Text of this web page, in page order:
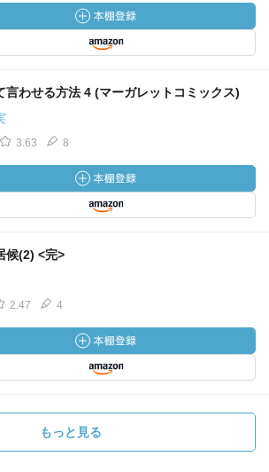
言わせる方法 4 (マーガレットコミックス)
3.63 8
候(2) <完>
2.47 4
もっと見る